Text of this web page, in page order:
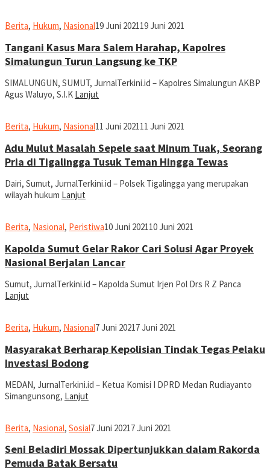
Berita, Hukum, NasionalRonald
19 Juni 202119 Juni 2021
Tangani Kasus Mara Salem Harahap, Kapolres
Simalungun Turun Langsung ke TKP
SIMALUNGUN, SUMUT, JurnalTerkini.id – Kapolres Simalungun AKBP
Agus Waluyo, S.I.K Lanjut
Berita, Hukum, NasionalRonald
11 Juni 202111 Juni 2021
Adu Mulut Masalah Sepele saat Minum Tuak, Seorang
Pria di Tigalingga Tusuk Teman Hingga Tewas
Dairi, Sumut, JurnalTerkini.id – Polsek Tigalingga yang merupakan
wilayah hukum Lanjut
Berita, Nasional, PeristiwaRonald
10 Juni 202110 Juni 2021
Kapolda Sumut Gelar Rakor Cari Solusi Agar Proyek
Nasional Berjalan Lancar
Sumut, JurnalTerkini.id – Kapolda Sumut Irjen Pol Drs R Z Panca
Lanjut
Berita, Hukum, NasionalRonald
7 Juni 20217 Juni 2021
Masyarakat Berharap Kepolisian Tindak Tegas Pelaku
Investasi Bodong
MEDAN, JurnalTerkini.id – Ketua Komisi I DPRD Medan Rudiayanto
Simangunsong, Lanjut
Berita, Nasional, SosialRonald
7 Juni 20217 Juni 2021
Seni Beladiri Mossak Dipertunjukkan dalam Rakorda
Pemuda Batak Bersatu